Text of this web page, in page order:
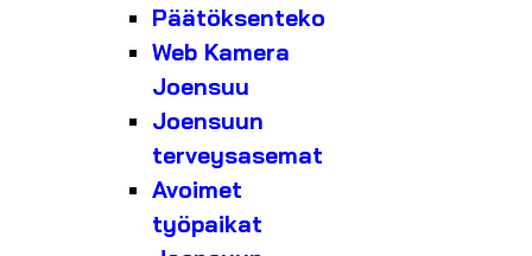
Päätöksenteko
Web Kamera
Joensuu
Joensuun
terveysasemat
Avoimet
työpaikat